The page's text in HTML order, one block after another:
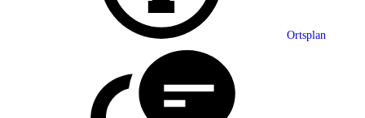
Ortsplan
Grußwort
Ortsplan
Partnerschaft
Statistik
Mitteilungsblatt